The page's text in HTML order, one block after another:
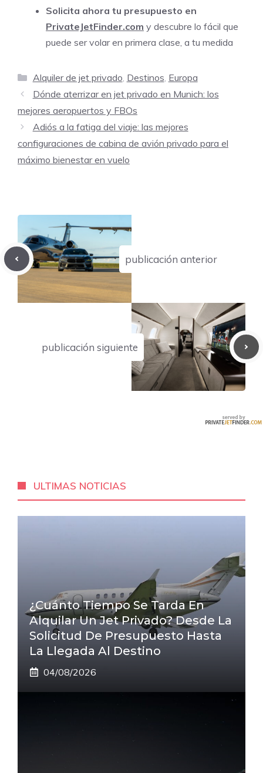
Solicita ahora tu presupuesto en
PrivateJetFinder.com y descubre lo fácil que
puede ser volar en primera clase, a tu medida
Categorías
Alquiler de jet privado, Destinos, Europa
Dónde aterrizar en jet privado en Munich: los
mejores aeropuertos y FBOs
Adiós a la fatiga del viaje: las mejores
configuraciones de cabina de avión privado para el
máximo bienestar en vuelo
publicación anterior
publicación siguiente
ULTIMAS NOTICIAS
¿Cuánto Tiempo Se Tarda En
Alquilar Un Jet Privado? Desde La
Solicitud De Presupuesto Hasta
La Llegada Al Destino
04/08/2026